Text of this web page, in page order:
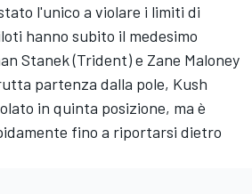
l'unico a violare i limiti di
hanno subito il medesimo
Stanek (Trident) e Zane Maloney
partenza dalla pole, Kush
in quinta posizione, ma è
fino a riportarsi dietro